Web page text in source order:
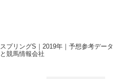
スプリングS｜2019年｜予想参考データ
と競馬情報会社